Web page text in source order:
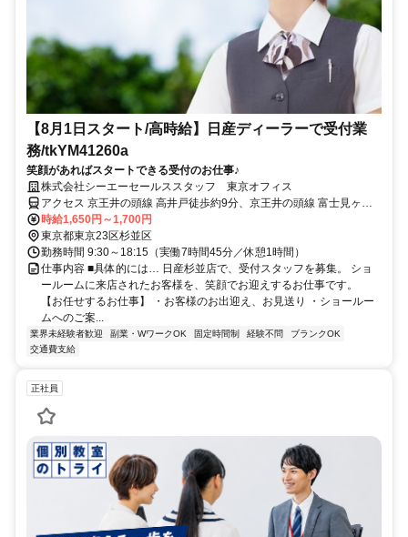
【8月1日スタート/高時給】日産ディーラーで受付業
務/tkYM41260a
笑顔があればスタートできる受付のお仕事♪
株式会社シーエーセールススタッフ 東京オフィス
アクセス 京王井の頭線 高井戸徒歩約9分、京王井の頭線 富士見ヶ丘
北口徒歩約16分、京王井の頭線 浜田山徒歩約17分 最寄り駅｜高井戸
駅
時給1,650円～1,700円
東京都東京23区杉並区
勤務時間 9:30～18:15（実働7時間45分／休憩1時間）
仕事内容 ■具体的には… 日産杉並店で、受付スタッフを募集。 ショ
ールームに来店されたお客様を、笑顔でお迎えするお仕事です。
【お任せするお仕事】 ・お客様のお出迎え、お見送り ・ショールー
ムへのご案...
業界未経験者歓迎 副業・WワークOK 固定時間制 経験不問
ブランクOK
交通費支給
正社員